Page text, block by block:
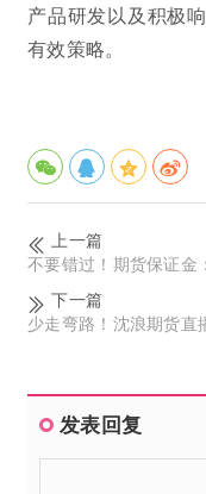
产品研发以及积极
有效策略。
上一篇
不要错过！期货保证金
下一篇
少走弯路！沈浪期货直
发表回复